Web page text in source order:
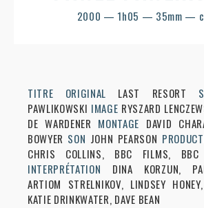
2000 — 1h05 — 35mm —
TITRE ORIGINAL LAST RESORT
PAWLIKOWSKI IMAGE RYSZARD
DE WARDENER MONTAGE DAVID
BOWYER SON JOHN PEARSON
CHRIS COLLINS, BBC FILMS, BBC
INTERPRÉTATION DINA KORZUN,
ARTIOM STRELNIKOV, LINDSEY
KATIE DRINKWATER, DAVE BEAN